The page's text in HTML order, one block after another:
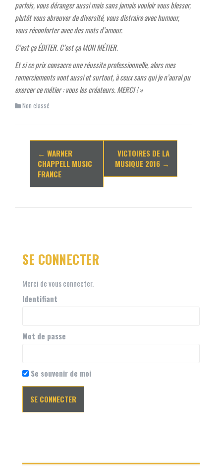
parfois, vous déranger aussi mais sans jamais vouloir vous blesser,
plutôt vous abreuver de diversité, vous distraire avec humour,
vous réconforter avec des mots d’amour.
C’est ça ÉDITER. C’est ça MON MÉTIER.
Et si ce prix consacre une réussite professionnelle, alors mes
remerciements vont aussi et surtout, à ceux sans qui je n’aurai pu
exercer ce métier : vous les créateurs. MERCI ! »
Non classé
Navigation
d'article
← WARNER
CHAPPELL MUSIC
FRANCE
VICTOIRES DE LA
MUSIQUE 2016 →
SE CONNECTER
Merci de vous connecter.
Identifiant
Mot de passe
Se souvenir de moi